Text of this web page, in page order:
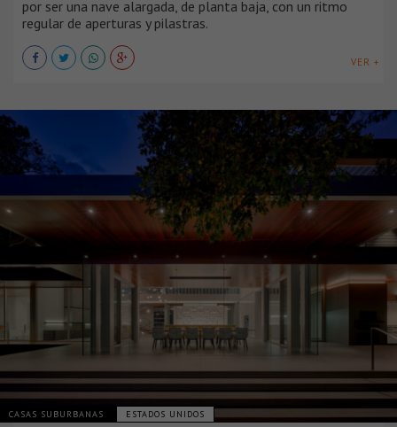
por ser una nave alargada, de planta baja, con un ritmo
regular de aperturas y pilastras.
VER +
CASAS SUBURBANAS ESTADOS UNIDOS